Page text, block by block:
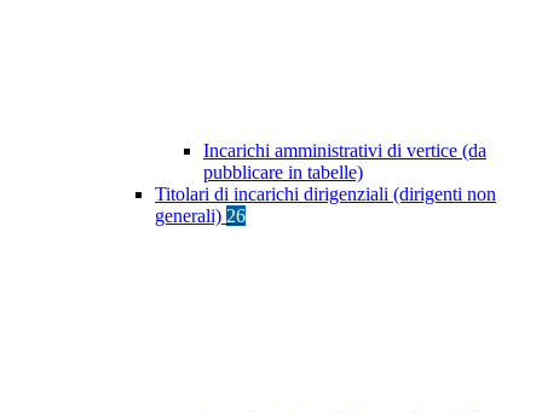
Incarichi amministrativi di vertice (da
pubblicare in tabelle)
Titolari di incarichi dirigenziali (dirigenti non
generali) 26